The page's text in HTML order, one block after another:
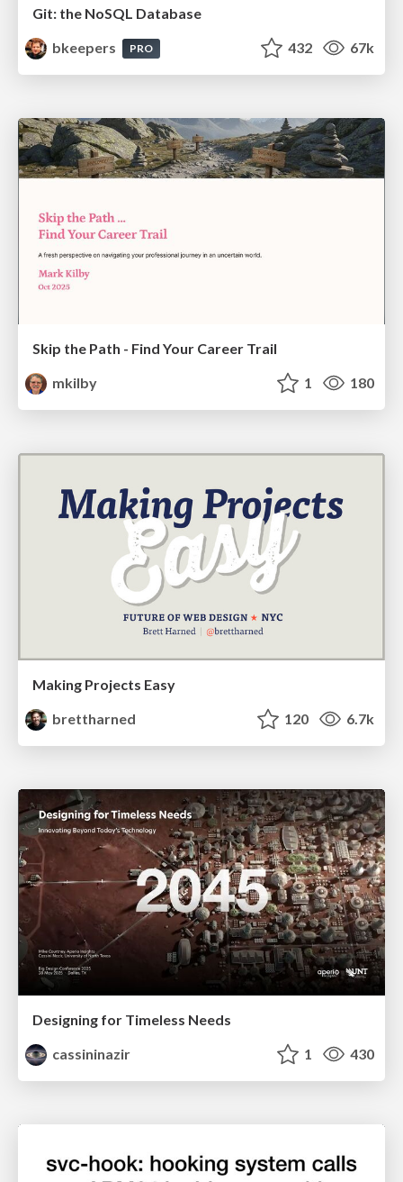
Git: the NoSQL Database
bkeepers
PRO 432 67k
Skip the Path - Find Your Career Trail
mkilby
1 180
Making Projects Easy
brettharned
120 6.7k
Designing for Timeless Needs
cassininazir
1 430